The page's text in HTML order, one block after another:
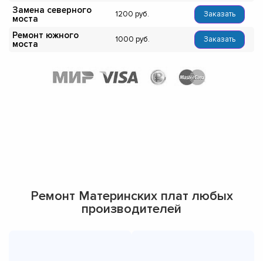
Замена северного
моста
1200 Заказать
Ремонт южного
моста
1000 Заказать
Ремонт Материнских плат любых
производителей